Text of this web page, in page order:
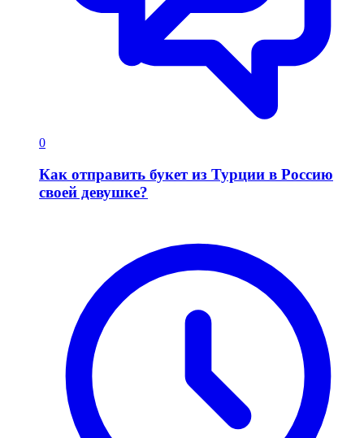
0
Как отправить букет из Турции в Россию
своей девушке?